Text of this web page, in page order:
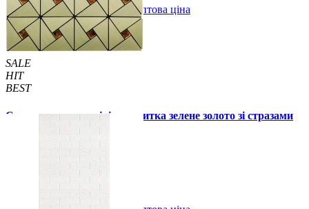
Купити В закладки Оптова ціна
SALE
HIT
BEST
Самоклеюча алюмінієва плитка зелене золото зі стразами
мозаїка 300х300х3мм (1172)